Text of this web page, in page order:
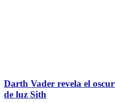
Darth Vader revela el
de luz Sith